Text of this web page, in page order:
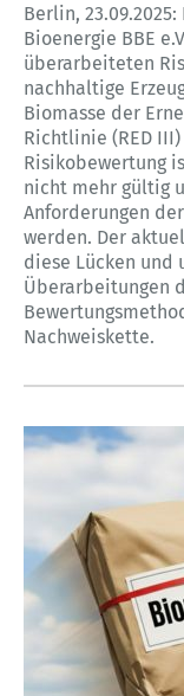
Berlin,
Bioenergie BBE
überarbeiteten
nachhaltige
Biomasse der
Richtlinie (RED
Risikobewertung
nicht mehr gültig
Anforderungen
werden. Der
diese Lücken und
Überarbeitungen
Nachweiskette.